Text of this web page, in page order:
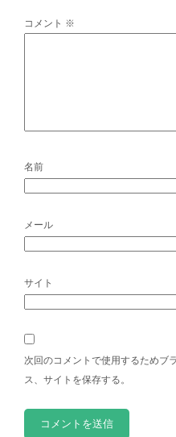
コメント ※
名前
メール
サイト
次回のコメントで使用するためブ
ス、サイトを保存する。